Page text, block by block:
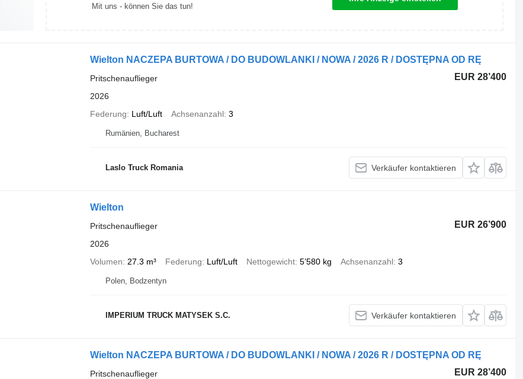
Mit uns - können Sie das tun!
Wielton NACZEPA BURTOWA / DO BUDOWLANKI / NOWA / 2026 R / DOSTĘPNA OD RĘ
EUR 28’400
Pritschenauflieger
2026
Federung
Luft/Luft Achsenanzahl 3
Rumänien, Bucharest
Laslo Truck Romania Verkäufer kontaktieren
Wielton
EUR 26’900
Pritschenauflieger
2026
Volumen
27.3 m³ Federung Luft/Luft Nettogewicht 5’580 kg Achsenanzahl 3
Polen, Bodzentyn
IMPERIUM TRUCK MATYSEK S.C. Verkäufer kontaktieren
Wielton NACZEPA BURTOWA / DO BUDOWLANKI / NOWA / 2026 R / DOSTĘPNA OD RĘ
EUR 28’400
Pritschenauflieger